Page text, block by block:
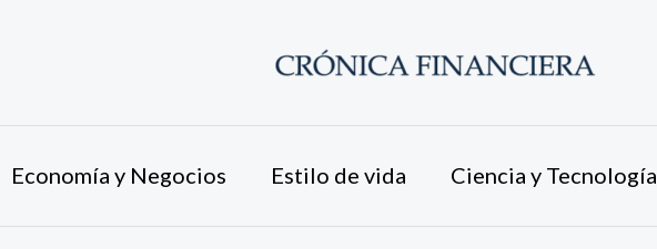
Economía y Negocios Estilo de vida Ciencia y Tecnología